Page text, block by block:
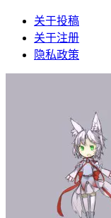
关于投稿
关于注册
隐私政策